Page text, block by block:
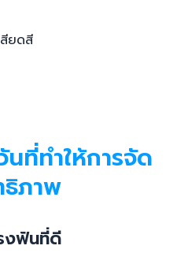
ยดสี
นที่ทำให้การจัด
ภาพ
งฟันที่ดี